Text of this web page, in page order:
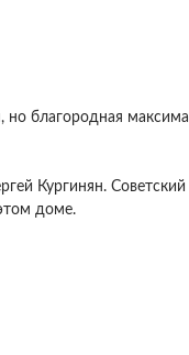
но благородная максима
Кургинян. Советский
доме.